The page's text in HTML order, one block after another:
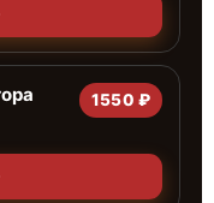
1550 ₽